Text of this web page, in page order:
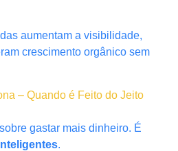
aumentam a visibilidade,
crescimento orgânico sem
– Quando é Feito do Jeito
gastar mais dinheiro. É
.